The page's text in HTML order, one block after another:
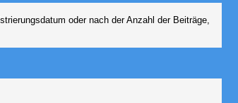
oder nach der Anzahl der Beiträge,